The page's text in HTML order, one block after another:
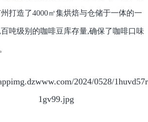
打造了4000㎡集烘焙与仓储于一体的一
吨级别的咖啡豆库存量,确保了咖啡口味